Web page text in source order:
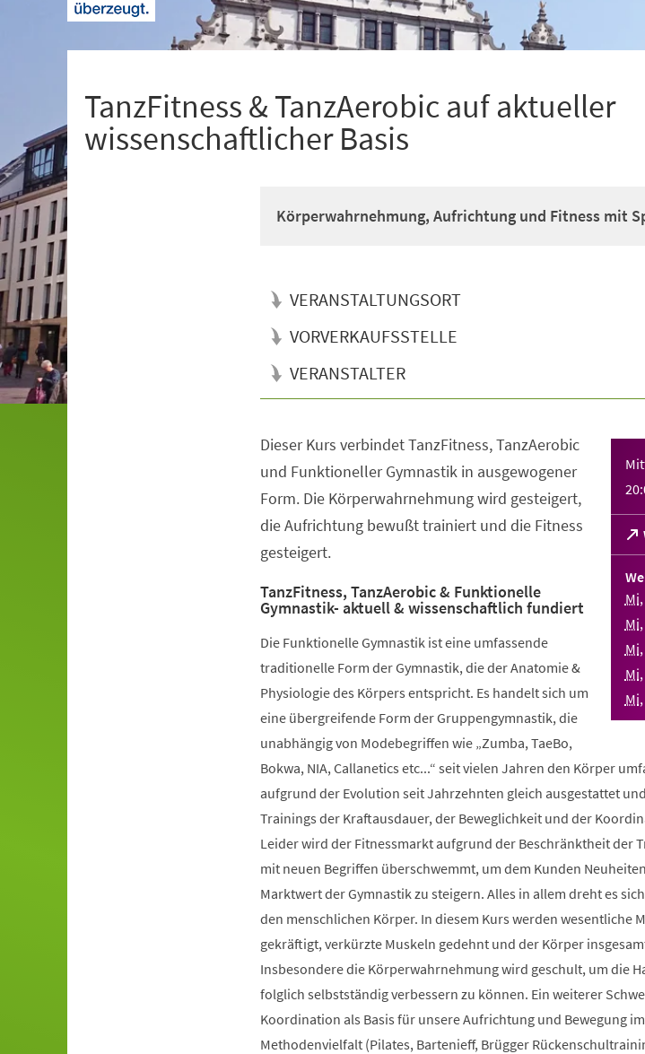
TanzFitness & TanzAerobic auf aktueller
wissenschaftlicher Basis
Körperwahrnehmung, Aufrichtung und Fitness mit
VERANSTALTUNGSORT
VORVERKAUFSSTELLE
VERANSTALTER
in
Mi,
Mi,
Mi,
Mi,
Mi,
Dieser Kurs verbindet TanzFitness, TanzAerobic
und Funktioneller Gymnastik in ausgewogener
Form. Die Körperwahrnehmung wird gesteigert,
die Aufrichtung bewußt trainiert und die Fitness
gesteigert.
TanzFitness, TanzAerobic & Funktionelle
Gymnastik- aktuell & wissenschaftlich fundiert
Die Funktionelle Gymnastik ist eine umfassende
traditionelle Form der Gymnastik, die der Anatomie &
Physiologie des Körpers entspricht. Es handelt sich um
eine übergreifende Form der Gruppengymnastik, die
unabhängig von Modebegriffen wie „Zumba, TaeBo,
Bokwa, NIA, Callanetics etc...“ seit vielen Jahren den Körper
aufgrund der Evolution seit Jahrzehnten gleich ausgestattet
Trainings der Kraftausdauer, der Beweglichkeit und der
Leider wird der Fitnessmarkt aufgrund der Beschränktheit der
mit neuen Begriffen überschwemmt, um dem Kunden
Marktwert der Gymnastik zu steigern. Alles in allem dreht es
den menschlichen Körper. In diesem Kurs werden wesentliche
gekräftigt, verkürzte Muskeln gedehnt und der Körper
Insbesondere die Körperwahrnehmung wird geschult, um die
folglich selbstständig verbessern zu können. Ein weiterer
Koordination als Basis für unsere Aufrichtung und Bewegung
Methodenvielfalt (Pilates, Bartenieff, Brügger